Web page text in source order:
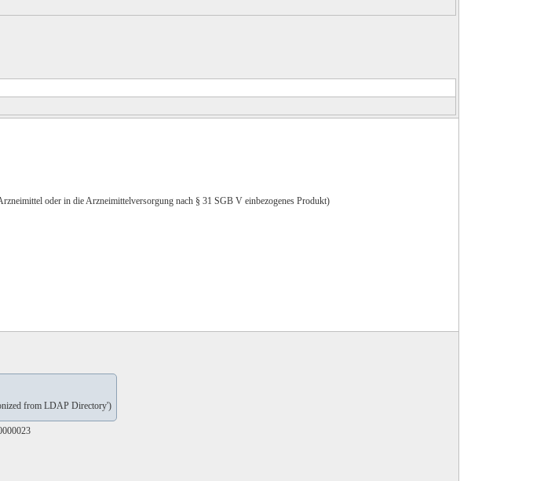
oder in die Arzneimittelversorgung nach § 31 SGB V einbezogenes Produkt)
from LDAP Directory')